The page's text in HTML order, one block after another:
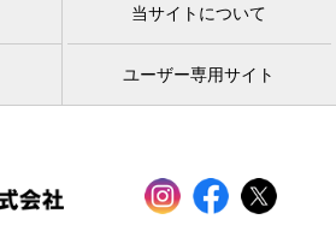
当サイトについて
ユーザー専用サイト